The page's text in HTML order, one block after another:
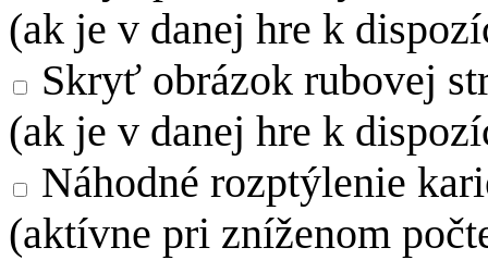
(ak je v danej hre k
Skryť obrázok rubovej
(ak je v danej hre k
Náhodné rozptýlenie
(aktívne pri zníženom